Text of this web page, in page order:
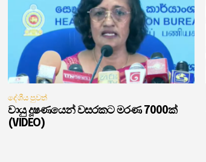
දේශීය පුවත්
වායු දූෂණයෙන් වසරකට මරණ 7000ක්
(VIDEO)